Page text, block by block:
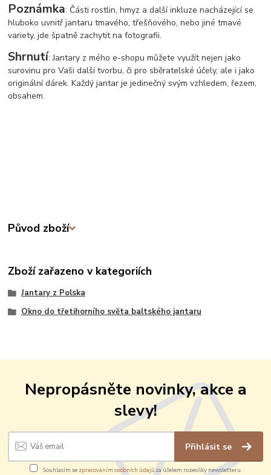
Poznámka: Části rostlin, hmyz a další inkluze nacházející se
hluboko uvnitř jantaru tmavého, třešňového, nebo jiné tmavé
variety, jde špatně zachytit na fotografii.
Shrnutí: Jantary z mého e-shopu můžete využít nejen jako
surovinu pro Vaši další tvorbu, či pro sběratelské účely, ale i jako
originální dárek. Každý jantar je jedinečný svým vzhledem, řezem,
obsahem.
Původ zboží
Zboží zařazeno v kategoriích
Jantary z Polska
Okno do třetihorního světa baltského jantaru
Nepropásněte novinky, akce a
slevy!
Přihlásit se
Souhlasím se zpracováním osobních údajůza účelem rozesílky newsletteru.